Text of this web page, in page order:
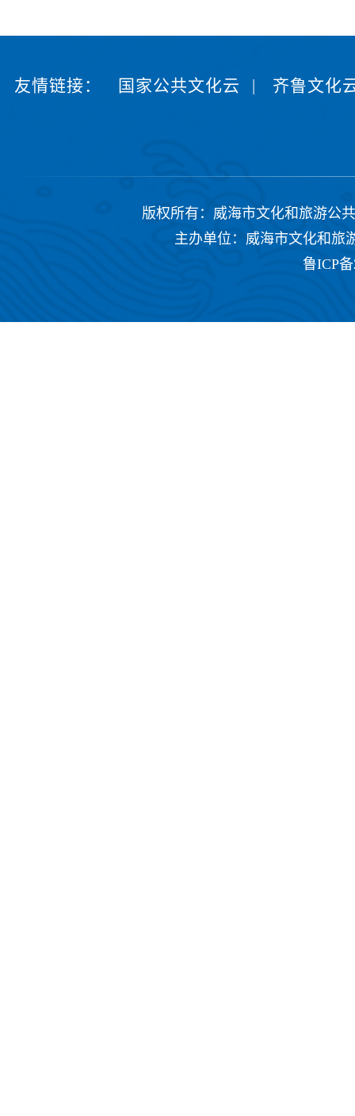
友情链接： 国家公共文化云 | 齐鲁文化
版权所有：威海市文化和旅游公共
主办单位：威海市文化和旅
鲁ICP备